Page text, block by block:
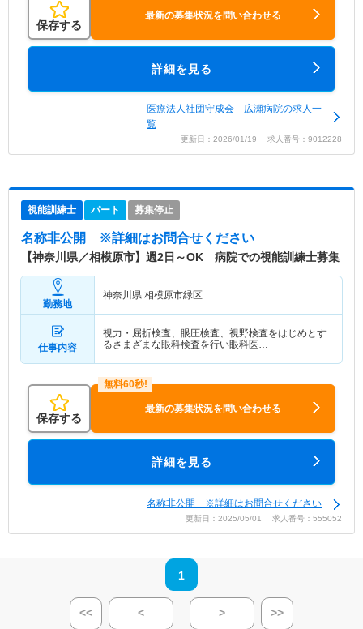
保存する
最新の募集状況を問い合わせる
詳細を見る
医療法人社団守成会 広瀬病院の求人一
覧
更新日：2026/01/19 求人番号：9012228
視能訓練士 パート 募集停止
名称非公開 ※詳細はお問合せください
【神奈川県／相模原市】週2日～OK 病院での視能訓練士募集
勤務地
神奈川県 相模原市緑区
仕事内容
視力・屈折検査、眼圧検査、視野検査をはじめとす
るさまざまな眼科検査を行い眼科医…
保存する
最新の募集状況を問い合わせる
詳細を見る
名称非公開 ※詳細はお問合せください
更新日：2025/05/01 求人番号：555052
1
<< < > >>